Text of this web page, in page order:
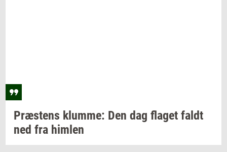
Præ­stens klum­me: Den dag fla­get faldt
ned fra him­len